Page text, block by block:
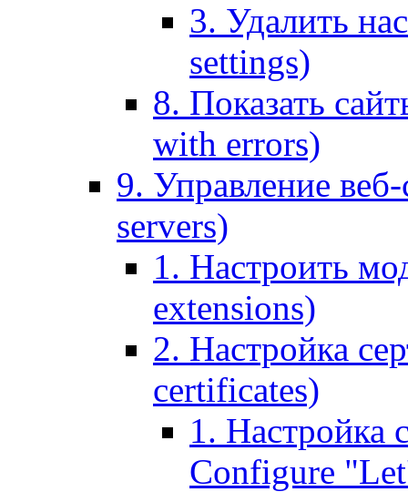
3. Удалить
settings)
8. Показать
with errors)
9. Управление
servers)
1. Настроить
extensions)
2. Настройка
certificates)
1. Настройка
Configure